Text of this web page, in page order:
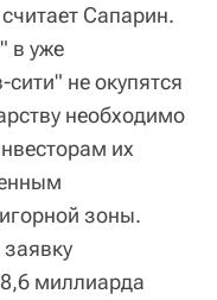
Сапарин.
в уже
не окупятся
необходимо
их
зоны.
миллиарда